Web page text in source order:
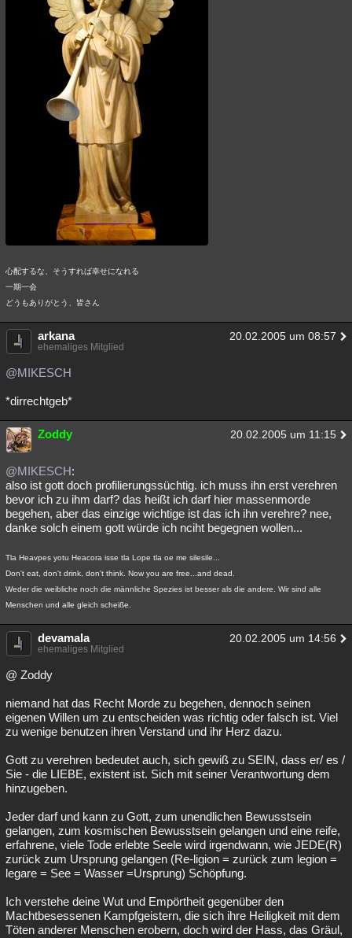
心配するな、そうすれば幸せになれる
一期一会
どうもありがとう、皆さん
arkana 20.02.2005 um 08:57
ehemaliges Mitglied
@MIKESCH
*dirrechtgeb*
Zoddy 20.02.2005 um 11:15
@MIKESCH:
also ist gott doch profilierungssüchtig. ich muss ihn erst verehren
bevor ich zu ihm darf? das heißt ich darf hier massenmorde
begehen, aber das einzige wichtige ist das ich ihn verehre? nee,
danke solch einem gott würde ich nciht begegnen wollen...
Tla Heavpes yotu Heacora isse tla Lope tla oe me silesile...
Don't eat, don't drink, don't think. Now you are free...and dead.
Weder die weibliche noch die männliche Spezies ist besser als die andere. Wir sind alle
Menschen und alle gleich scheiße.
devamala 20.02.2005 um 14:56
ehemaliges Mitglied
@ Zoddy
niemand hat das Recht Morde zu begehen, dennoch seinen
eigenen Willen um zu entscheiden was richtig oder falsch ist. Viel
zu wenige benutzen ihren Verstand und ihr Herz dazu.
Gott zu verehren bedeutet auch, sich gewiß zu SEIN, dass er/ es /
Sie - die LIEBE, existent ist. Sich mit seiner Verantwortung dem
hinzugeben.
Jeder darf und kann zu Gott, zum unendlichen Bewusstsein
gelangen, zum kosmischen Bewusstsein gelangen und eine reife,
erfahrene, viele Tode erlebte Seele wird irgendwann, wie JEDE(R)
zurück zum Ursprung gelangen (Re-ligion = zurück zum legion =
legare = See = Wasser =Ursprung) Schöpfung.
Ich verstehe deine Wut und Empörtheit gegenüber den
Machtbesessenen Kampfgeistern, die sich ihre Heiligkeit mit dem
Töten anderer Menschen erobern, doch wird der Hass, das Gräul,